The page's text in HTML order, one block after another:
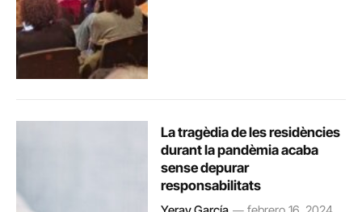
La tragèdia de les residències
durant la pandèmia acaba
sense depurar
responsabilitats